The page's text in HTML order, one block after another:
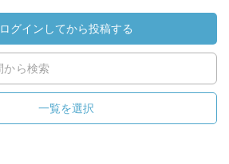
ログインしてから投稿する
一覧を選択